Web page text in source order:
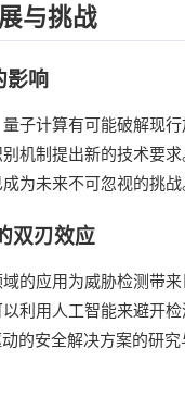
与挑战
影响
子计算有可能破解现
机制提出新的技术要
为未来不可忽视的挑战
双刃效应
的应用为威胁检测带
利用人工智能来避开
的安全解决方案的研